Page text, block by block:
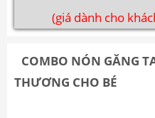
(giá dành cho
COMBO NÓN GĂNG
THƯƠNG CHO BÉ